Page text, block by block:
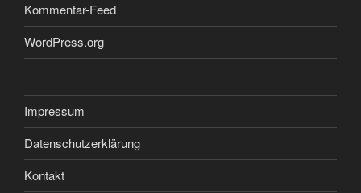
Kommentar-Feed
WordPress.org
Impressum
Datenschutzerklärung
Kontakt